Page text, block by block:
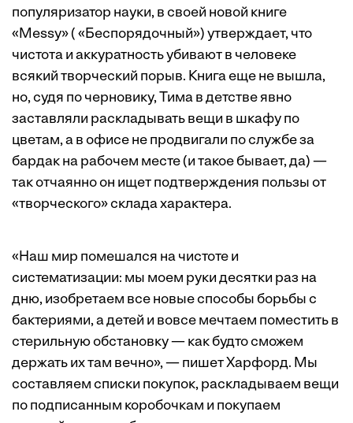
популяризатор науки, в своей новой книге
«Messy» ( «Беспорядочный») утверждает, что
чистота и аккуратность убивают в человеке
всякий творческий порыв. Книга еще не вышла,
но, судя по черновику, Тима в детстве явно
заставляли раскладывать вещи в шкафу по
цветам, а в офисе не продвигали по службе за
бардак на рабочем месте (и такоебывает, да) —
так отчаянно он ищет подтверждения пользы от
«творческого» склада характера.
«Наш мир помешался на чистоте и
систематизации: мы моем руки десятки раз на
дню, изобретаем все новые способы борьбы с
бактериями, а детей и вовсе мечтаем поместить в
стерильную обстановку — как будто сможем
держать их там вечно», — пишет Харфорд. Мы
составляем списки покупок, раскладываем вещи
по подписанным коробочкам и покупаем